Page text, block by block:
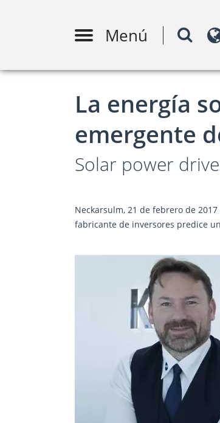
Menú
Diseño de sistemas
La energía
emergente
Solar power
Neckarsulm, 21 de febrero de
fabricante de inversores predice